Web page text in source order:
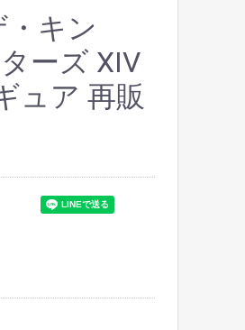
キン
ーズ XIV
ュア 再販